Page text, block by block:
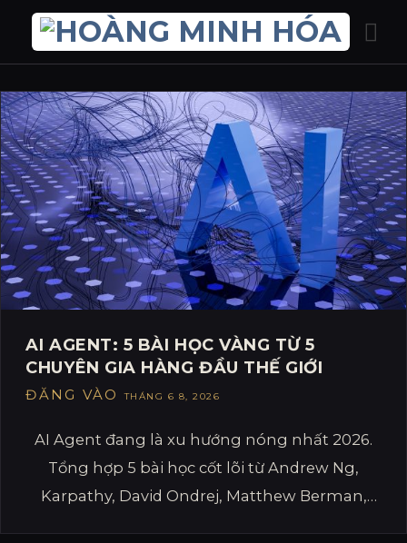
nội
dung
AI AGENT: 5 BÀI HỌC VÀNG TỪ 5
CHUYÊN GIA HÀNG ĐẦU THẾ GIỚI
ĐĂNG VÀOTHÁNG 6 8, 2026
AI Agent đang là xu hướng nóng nhất 2026.
Tổng hợp 5 bài học cốt lõi từ Andrew Ng,
Karpathy, David Ondrej, Matthew Berman,